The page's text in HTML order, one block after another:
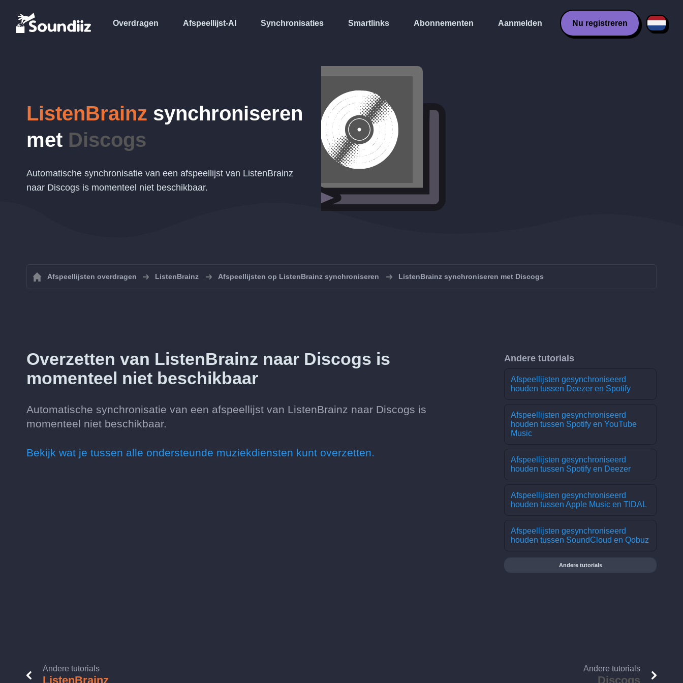
Overdragen Afspeellijst-AI Synchronisaties Smartlinks Abonnementen Aanmelden Nu registreren
ListenBrainz synchroniseren
met Discogs
Automatische synchronisatie van een afspeellijst van ListenBrainz
naar Discogs is momenteel niet beschikbaar.
Afspeellijsten overdragen ListenBrainz Afspeellijsten op ListenBrainz synchroniseren ListenBrainz synchroniseren met Discogs
Overzetten van ListenBrainz naar Discogs is
momenteel niet beschikbaar
Automatische synchronisatie van een afspeellijst van ListenBrainz naar Discogs is
momenteel niet beschikbaar.
Bekijk wat je tussen alle ondersteunde muziekdiensten kunt overzetten.
Andere tutorials
Afspeellijsten gesynchroniseerd
houden tussen Deezer en Spotify
Afspeellijsten gesynchroniseerd
houden tussen Spotify en YouTube
Music
Afspeellijsten gesynchroniseerd
houden tussen Spotify en Deezer
Afspeellijsten gesynchroniseerd
houden tussen Apple Music en TIDAL
Afspeellijsten gesynchroniseerd
houden tussen SoundCloud en Qobuz
Andere tutorials
Andere tutorials
ListenBrainz
Andere tutorials
Discogs